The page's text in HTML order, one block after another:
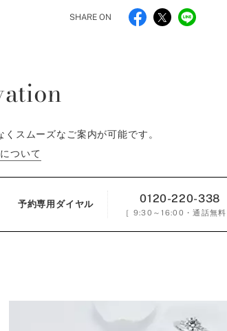
SHARE ON
スムーズなご案内が可能です。
ついて
予約専用ダイヤル 0120-220-338
［ 9:30～16:00 ・通話無料